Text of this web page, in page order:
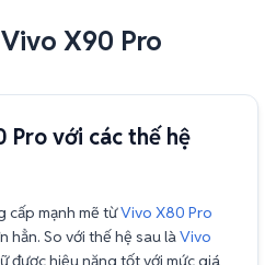
X90 Pro
Pro với các thế hệ
cấp mạnh mẽ từVivo X80 Pro
hẳn. So với thế hệ sau làVivo
được hiệu năng tốt với mức giá